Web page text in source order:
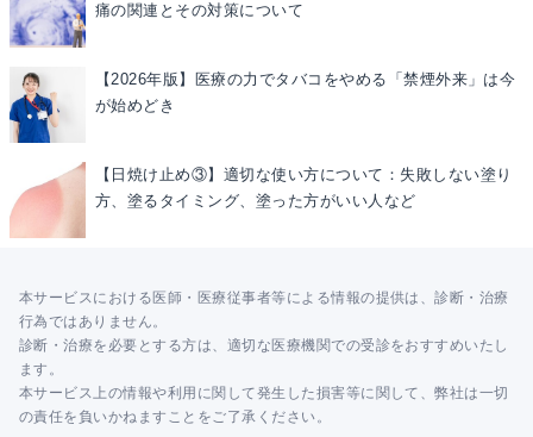
痛の関連とその対策について
【2026年版】医療の力でタバコをやめる「禁煙外来」は今
が始めどき
【日焼け止め③】適切な使い方について：失敗しない塗り
方、塗るタイミング、塗った方がいい人など
本サービスにおける医師・医療従事者等による情報の提供は、診断・治療
行為ではありません。
診断・治療を必要とする方は、適切な医療機関での受診をおすすめいたし
ます。
本サービス上の情報や利用に関して発生した損害等に関して、弊社は一切
の責任を負いかねますことをご了承ください。